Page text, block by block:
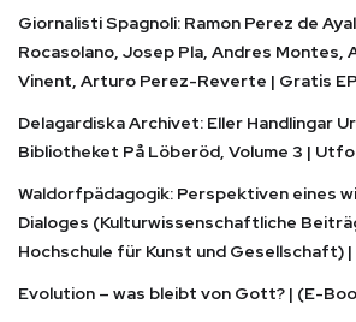
Giornalisti Spagnoli: Ramon Perez de
Rocasolano, Josep Pla, Andres Montes,
Vinent, Arturo Perez-Reverte | Gratis
Delagardiska Archivet: Eller Handlingar
Bibliotheket På Löberöd, Volume 3 |
Waldorfpädagogik: Perspektiven eines
Dialoges (Kulturwissenschaftliche
Hochschule für Kunst und Gesellschaft) |
Evolution – was bleibt von Gott? | (E-